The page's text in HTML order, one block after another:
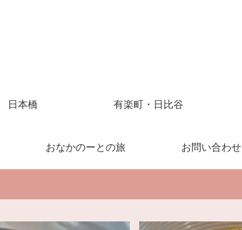
日本橋 有楽町・日比谷
おなかのーとの旅 お問い合わせ